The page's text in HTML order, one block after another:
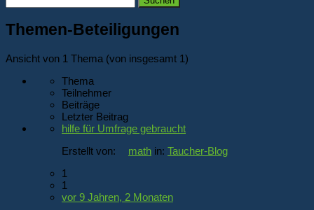
suchen:
Themen-Beteiligungen
Ansicht von 1 Thema (von insgesamt 1)
Thema
Teilnehmer
Beiträge
Letzter Beitrag
hilfe für Umfrage gebraucht
Erstellt von:
math in: Taucher-Blog
1
1
vor 9 Jahren, 2 Monaten